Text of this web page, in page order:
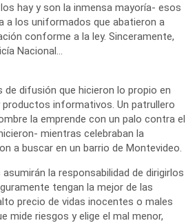
hay y son la inmensa mayoría- esos
a los uniformados que abatieron a
conforme a la ley. Sinceramente,
Nacional…
difusión que hicieron lo propio en
informativos. Un patrullero
la emprende con un palo contra el
mientras celebraban la
a buscar en un barrio de Montevideo.
la responsabilidad de dirigirlos
tengan la mejor de las
precio de vidas inocentes o males
mide riesgos y elige el mal menor,